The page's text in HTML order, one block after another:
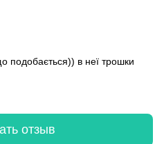
подобається)) в неї трошки
отзыв